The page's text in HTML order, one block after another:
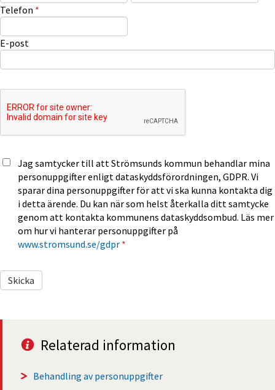
Telefon *
E-post
Jag samtycker till att Strömsunds kommun behandlar mina
personuppgifter enligt dataskyddsförordningen, GDPR. Vi
sparar dina personuppgifter för att vi ska kunna kontakta dig
i detta ärende. Du kan när som helst återkalla ditt samtycke
genom att kontakta kommunens dataskyddsombud. Läs mer
om hur vi hanterar personuppgifter på
www.stromsund.se/gdpr*
Relaterad information
Behandling av personuppgifter